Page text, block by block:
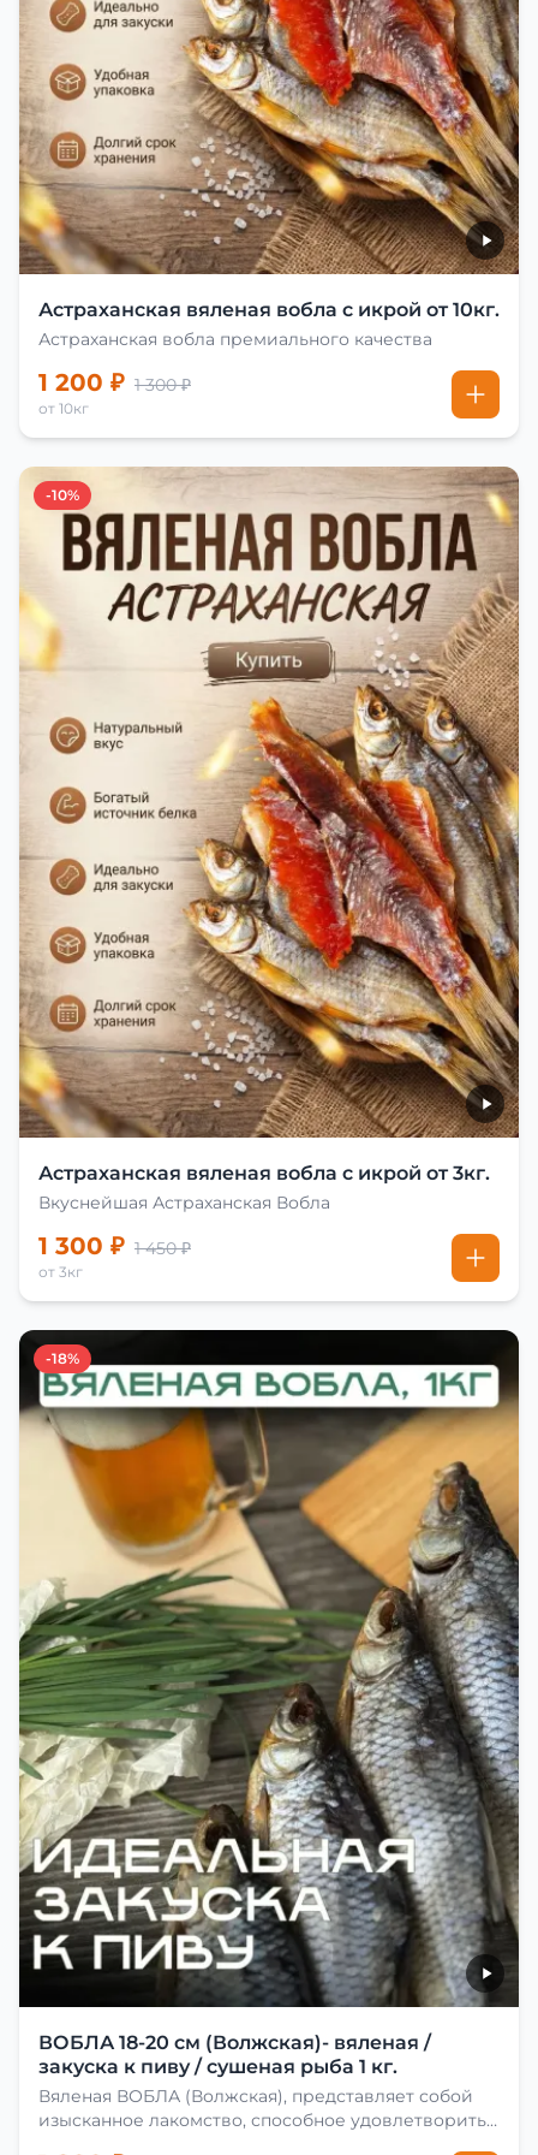
Астраханская вяленая вобла с икрой от 10кг.
Астраханская вобла премиального качества
1 200 ₽ 1 300 ₽
от 10кг
-10%
Астраханская вяленая вобла с икрой от 3кг.
Вкуснейшая Астраханская Вобла
1 300 ₽ 1 450 ₽
от 3кг
-18%
ВОБЛА 18-20 см (Волжская)- вяленая /
закуска к пиву / сушеная рыба 1 кг.
Вяленая ВОБЛА (Волжская), представляет собой
изысканное лакомство, способное удовлетворить